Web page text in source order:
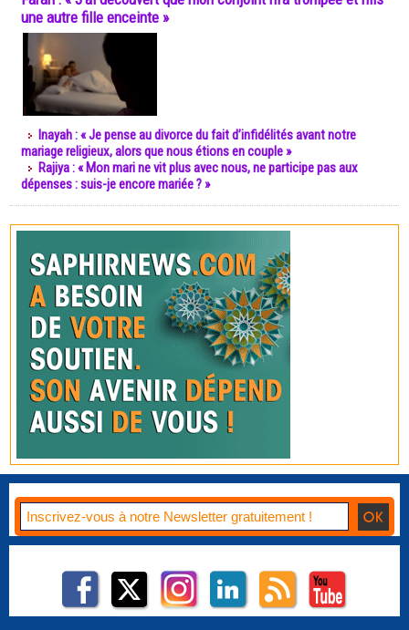
une autre fille enceinte »
Inayah : « Je pense au divorce du fait d’infidélités avant notre
mariage religieux, alors que nous étions en couple »
Rajiya : « Mon mari ne vit plus avec nous, ne participe pas aux
dépenses : suis-je encore mariée ? »